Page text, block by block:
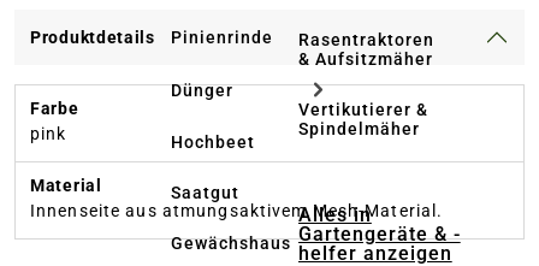
Pinienrinde
Dünger
Hochbeet
Saatgut
Gewächshaus
Rasentraktoren
& Aufsitzmäher
Vertikutierer &
Spindelmäher
Alles in
Gartengeräte & -
helfer anzeigen
Produktdetails
Farbe
pink
Material
Innenseite aus atmungsaktivem Mesh-Material.